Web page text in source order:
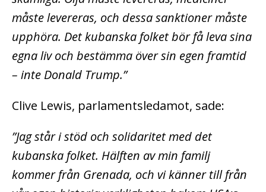
måste levereras, och dessa sanktioner måste
upphöra. Det kubanska folket bör få leva sina
egna liv och bestämma över sin egen framtid
– inte Donald Trump.”
Clive Lewis, parlamentsledamot, sade:
”Jag står i stöd och solidaritet med det
kubanska folket. Hälften av min familj
kommer från Grenada, och vi känner till från